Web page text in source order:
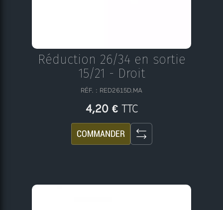
Réduction 26/34 en sortie
15/21 - Droit
RÉF. : RED2615D.MA
4,20 € TTC
COMMANDER